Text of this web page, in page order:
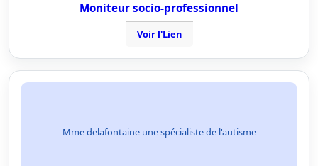
Moniteur socio-professionnel
Voir l'Lien
Mme delafontaine une spécialiste de l'autisme